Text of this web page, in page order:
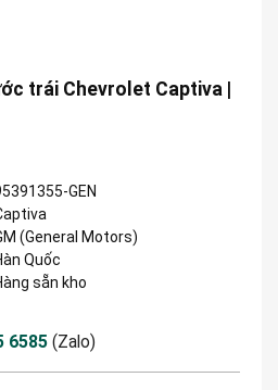
trái Chevrolet Captiva |
GEN
(General Motors)
Quốc
sẵn kho
6585 (Zalo)